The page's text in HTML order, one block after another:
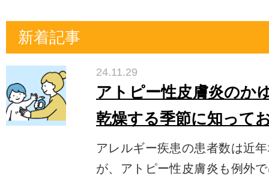
新着記事
24.11.29
アトピー性皮膚炎のか
乾燥する季節に知って
アレルギー疾患の患者数は近
が、アトピー性皮膚炎も例外